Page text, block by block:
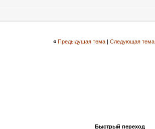
« Предыдущая тема| Следующая тема
Быстрый переход